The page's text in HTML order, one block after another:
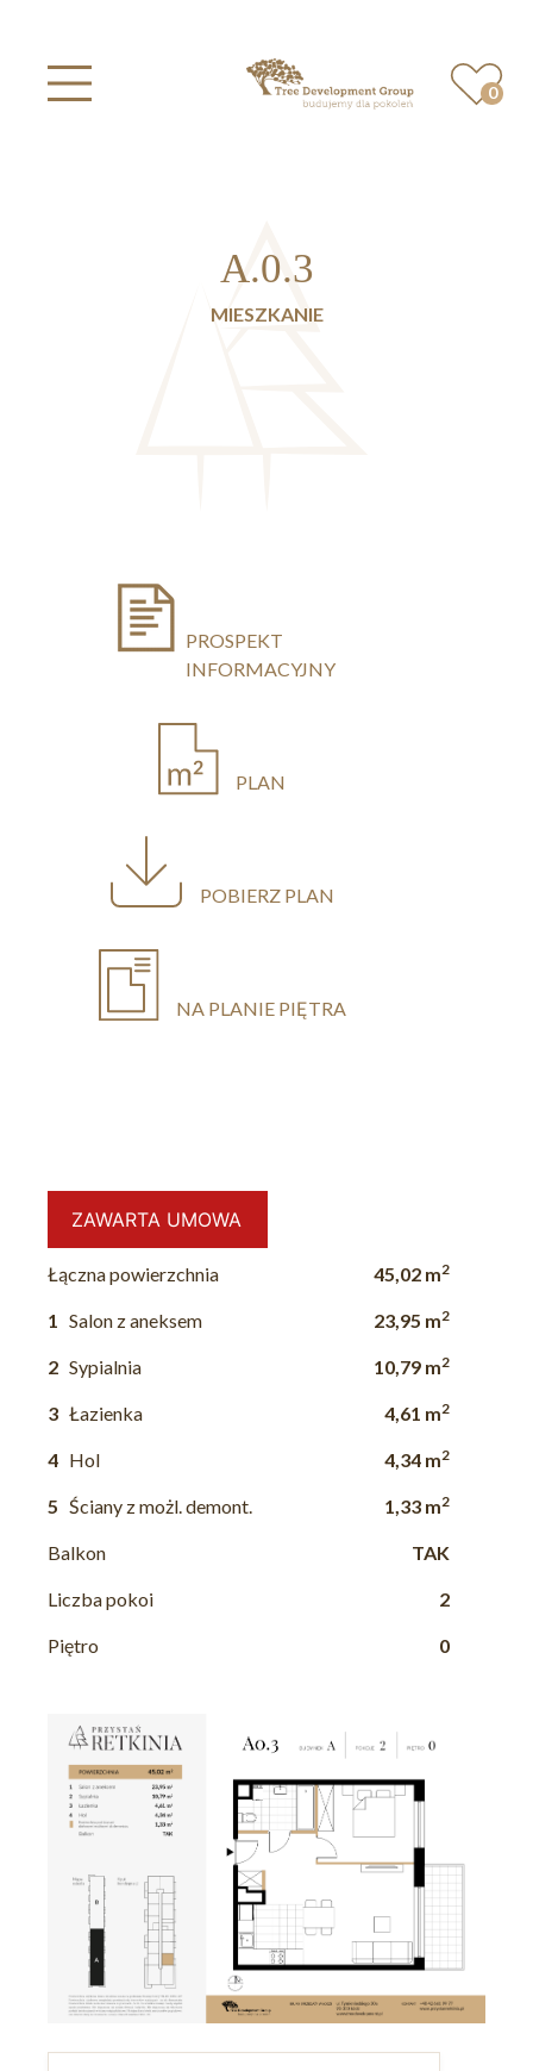
0
A.0.3
MIESZKANIE
PROSPEKT
INFORMACYJNY
PLAN
POBIERZ PLAN
NA PLANIE PIĘTRA
ZAWARTA UMOWA
Łączna powierzchnia 45,02 m2
1 Salon z aneksem 23,95 m2
2 Sypialnia 10,79 m2
3 Łazienka 4,61 m2
4 Hol 4,34 m2
5 Ściany z możl. demont. 1,33 m2
Balkon TAK
Liczba pokoi 2
Piętro 0